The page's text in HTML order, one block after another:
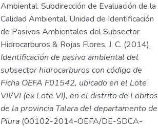
Ambiental. Subdirección de Evaluación de la
Calidad Ambiental. Unidad de Identificación
de Pasivos Ambientales del Subsector
Hidrocarburos & Rojas Flores, J. C. (2014).
Identificación de pasivo ambiental del
subsector hidrocarburos con código de
Ficha OEFA F01542, ubicado en el Lote
VII/VI (ex Lote VI), en el distrito de Lobitos
de la provincia Talara del departamento de
Piura (00102-2014-OEFA/DE-SDCA-